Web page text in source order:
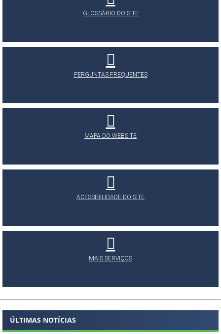
GLOSSÁRIO DO SITE
PERGUNTAS FREQUENTES
MAPA DO WEBSITE
ACESSIBILIDADE DO SITE
MAIS SERVIÇOS
ÚLTIMAS NOTÍCIAS